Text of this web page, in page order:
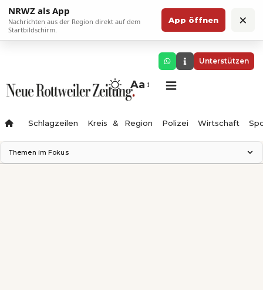
NRWZ als App
Nachrichten aus der Region direkt auf dem
Startbildschirm.
App öffnen ×
Unterstützen
Aa
Schlagzeilen Kreis & Region Polizei Wirtschaft
Themen im Fokus